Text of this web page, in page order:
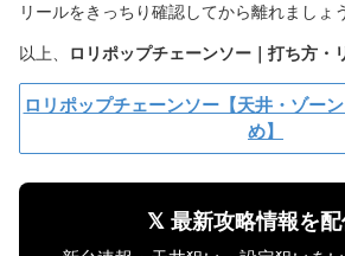
リールをきっちり確認してから離れましょ
以上、 ロリポップチェーンソー｜打ち方・
ロリポップチェーンソー【天井・ゾー
め】
𝕏 最新攻略情報を配